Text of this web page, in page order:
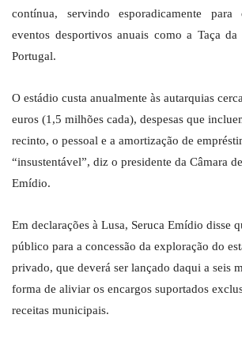
contínua, servindo esporadicamente para
eventos desportivos anuais como a Taça
Portugal.
O estádio custa anualmente às autarquias
euros (1,5 milhões cada), despesas que
recinto, o pessoal e a amortização de
“insustentável”, diz o presidente da Câmara
Emídio.
Em declarações à Lusa, Seruca Emídio disse
público para a concessão da exploração do
privado, que deverá ser lançado daqui a seis
forma de aliviar os encargos suportados
receitas municipais.